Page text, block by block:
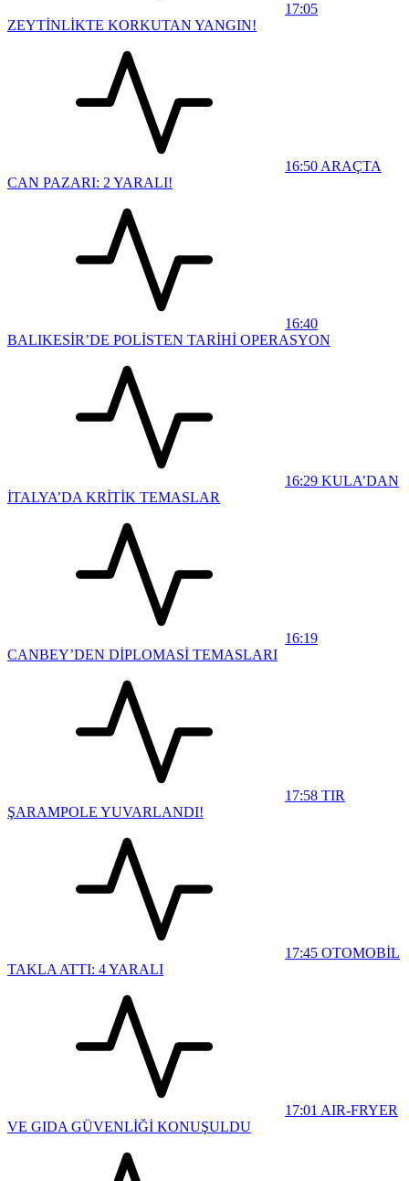
17:05
ZEYTİNLİKTE KORKUTAN YANGIN!
16:50 ARAÇTA
CAN PAZARI: 2 YARALI!
16:40
BALIKESİR’DE POLİSTEN TARİHİ OPERASYON
16:29 KULA’DAN
İTALYA’DA KRİTİK TEMASLAR
16:19
CANBEY’DEN DİPLOMASİ TEMASLARI
17:58 TIR
ŞARAMPOLE YUVARLANDI!
17:45 OTOMOBİL
TAKLA ATTI: 4 YARALI
17:01 AIR-FRYER
VE GIDA GÜVENLİĞİ KONUŞULDU